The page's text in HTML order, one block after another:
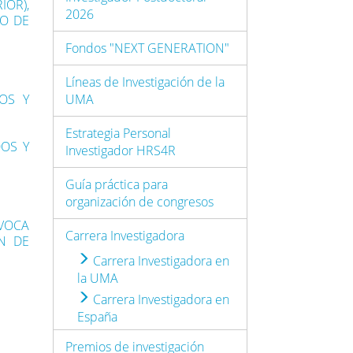
DE
Y
Y
DE
2026
Fondos "NEXT GENERATION"
Líneas de Investigación de la
UMA
Estrategia Personal
Investigador HRS4R
Guía práctica para
organización de congresos
Carrera Investigadora
Carrera Investigadora en
la UMA
Carrera Investigadora en
España
Premios de investigación